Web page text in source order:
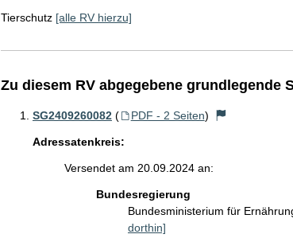
Tierschutz [alle RV hierzu]
Zu diesem RV abgegebene grundlegende
SG2409260082 ( PDF - 2 Seiten)
Adressatenkreis:
Versendet am 20.09.2024 an:
Bundesregierung
Bundesministerium für
dorthin]